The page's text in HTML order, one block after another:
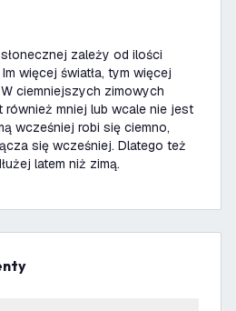
zależy od ilości
więcej światła, tym więcej
ciemniejszych zimowych
również mniej lub wcale nie jest
wcześniej robi się ciemno,
się wcześniej. Dlatego też
latem niż zimą.